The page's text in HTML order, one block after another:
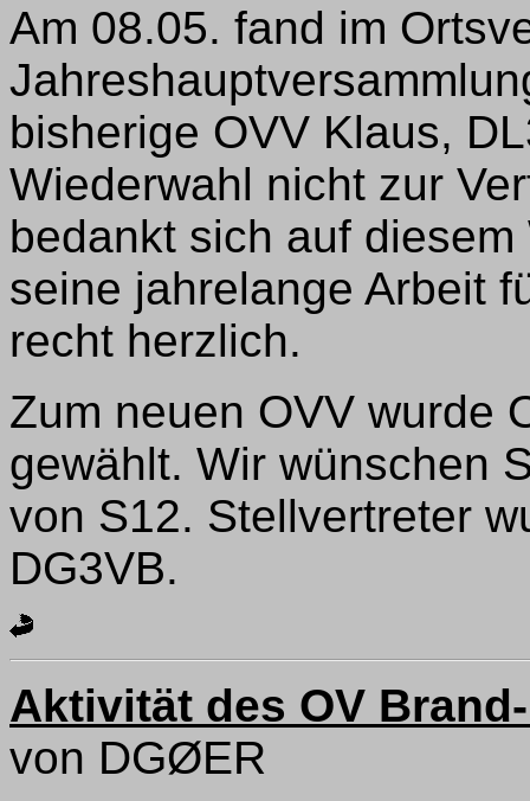
Am 08.05. fand im
bisherige OVV Klaus,
Wiederwahl nicht zur
bedankt sich auf
seine jahrelange Arbeit
recht herzlich.
Zum neuen OVV wurde
gewählt. Wir wünschen
von S12. Stellvertreter
DG3VB.
Aktivität des OV
von DGØER